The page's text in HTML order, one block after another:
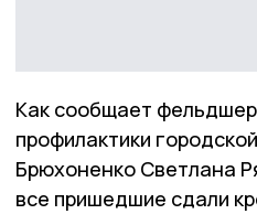
Как сообщает
профилактики
Брюхоненко Светлана
все пришедшие сдали